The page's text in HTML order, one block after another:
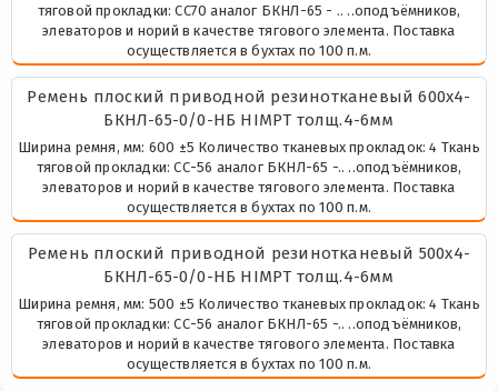
тяговой прокладки: СС70 аналог БКНЛ-65 - .. ..оподъёмников,
элеваторов и норий в качестве тягового элемента. Поставка
осуществляется в бухтах по 100 п.м.
Ремень плоский приводной резинотканевый 600х4-
БКНЛ-65-0/0-НБ HIMPT толщ.4-6мм
Ширина ремня, мм: 600 ±5 Количество тканевых прокладок: 4 Ткань
тяговой прокладки: СС-56 аналог БКНЛ-65 -.. ..оподъёмников,
элеваторов и норий в качестве тягового элемента. Поставка
осуществляется в бухтах по 100 п.м.
Ремень плоский приводной резинотканевый 500х4-
БКНЛ-65-0/0-НБ HIMPT толщ.4-6мм
Ширина ремня, мм: 500 ±5 Количество тканевых прокладок: 4 Ткань
тяговой прокладки: СС-56 аналог БКНЛ-65 -.. ..оподъёмников,
элеваторов и норий в качестве тягового элемента. Поставка
осуществляется в бухтах по 100 п.м.